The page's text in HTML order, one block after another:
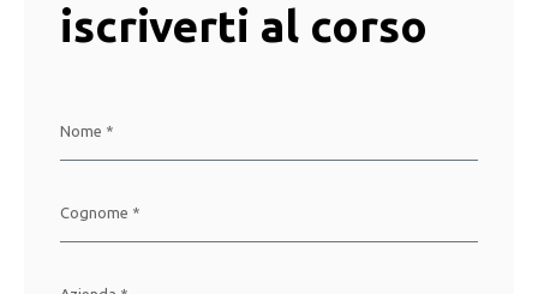
iscriverti al corso